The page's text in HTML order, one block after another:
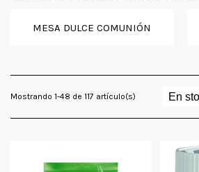
MESA DULCE COMUNIÓN
Mostrando 1-48 de 117 artículo(s)